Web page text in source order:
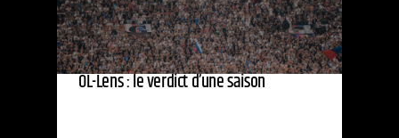
OL-Lens : le verdict d’une saison